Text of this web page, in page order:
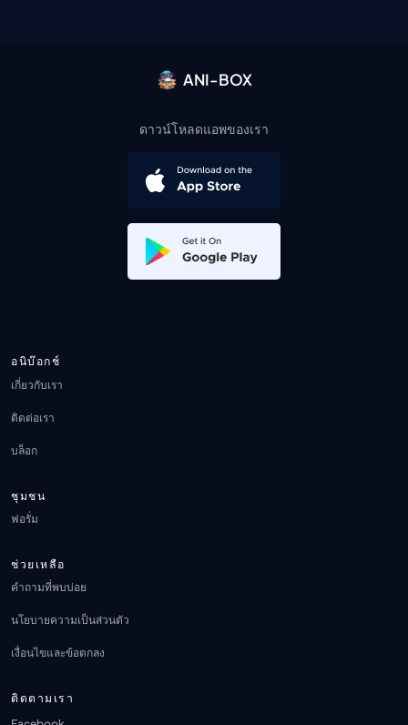
ANI-BOX
ดาวน์โหลดแอพของเรา
อนิบ๊อกช์
เกี่ยวกับเรา
ติดต่อเรา
บล็อก
ชุมชน
ฟอรั่ม
ช่วยเหลือ
คำถามที่พบบ่อย
นโยบายความเป็นส่วนตัว
เงื่อนไขและข้อตกลง
ติดตามเรา